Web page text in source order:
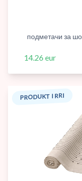
подметачи за
14.26 eur
PRODUKT I RRI